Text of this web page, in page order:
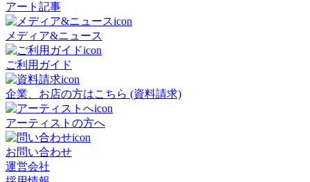
アート記事
メディア&ニュース
ご利用ガイド
企業、お店の方はこちら (資料請求)
アーティストの方へ
お問い合わせ
運営会社